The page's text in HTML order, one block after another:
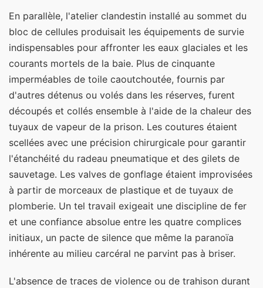
En parallèle, l'atelier clandestin installé au sommet du
bloc de cellules produisait les équipements de survie
indispensables pour affronter les eaux glaciales et les
courants mortels de la baie. Plus de cinquante
imperméables de toile caoutchoutée, fournis par
d'autres détenus ou volés dans les réserves, furent
découpés et collés ensemble à l'aide de la chaleur des
tuyaux de vapeur de la prison. Les coutures étaient
scellées avec une précision chirurgicale pour garantir
l'étanchéité du radeau pneumatique et des gilets de
sauvetage. Les valves de gonflage étaient improvisées
à partir de morceaux de plastique et de tuyaux de
plomberie. Un tel travail exigeait une discipline de fer
et une confiance absolue entre les quatre complices
initiaux, un pacte de silence que même la paranoïa
inhérente au milieu carcéral ne parvint pas à briser.
L'absence de traces de violence ou de trahison durant